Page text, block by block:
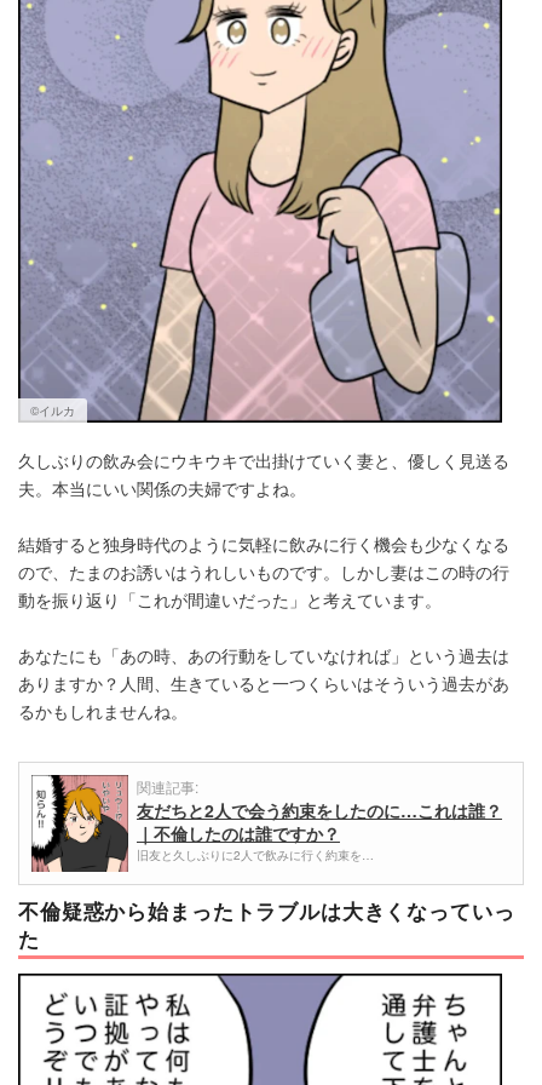
©イルカ
久しぶりの飲み会にウキウキで出掛けていく妻と、優しく見送る
夫。本当にいい関係の夫婦ですよね。
結婚すると独身時代のように気軽に飲みに行く機会も少なくなる
ので、たまのお誘いはうれしいものです。しかし妻はこの時の行
動を振り返り「これが間違いだった」と考えています。
あなたにも「あの時、あの行動をしていなければ」という過去は
ありますか？人間、生きていると一つくらいはそういう過去があ
るかもしれませんね。
関連記事:
友だちと2人で会う約束をしたのに…これは誰？
｜不倫したのは誰ですか？
旧友と久しぶりに2人で飲みに行く約束を…
不倫疑惑から始まったトラブルは大きくなっていっ
た